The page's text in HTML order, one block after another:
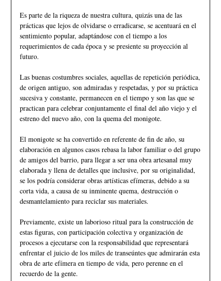
Es parte de la riqueza de nuestra cultura, quizás una de las
prácticas que lejos de olvidarse o erradicarse, se acentuará en el
sentimiento popular, adaptándose con el tiempo a los
requerimientos de cada época y se presiente su proyección al
futuro.
Las buenas costumbres sociales, aquellas de repetición periódica,
de origen antiguo, son admiradas y respetadas, y por su práctica
sucesiva y constante, permanecen en el tiempo y son las que se
practican para celebrar conjuntamente el final del año viejo y el
estreno del nuevo año, con la quema del monigote.
El monigote se ha convertido en referente de fin de año, su
elaboración en algunos casos rebasa la labor familiar o del grupo
de amigos del barrio, para llegar a ser una obra artesanal muy
elaborada y llena de detalles que inclusive, por su originalidad,
se los podría considerar obras artísticas efímeras, debido a su
corta vida, a causa de su inminente quema, destrucción o
desmantelamiento para reciclar sus materiales.
Previamente, existe un laborioso ritual para la construcción de
estas figuras, con participación colectiva y organización de
procesos a ejecutarse con la responsabilidad que representará
enfrentar el juicio de los miles de transeúntes que admirarán esta
obra de arte efímera en tiempo de vida, pero perenne en el
recuerdo de la gente.